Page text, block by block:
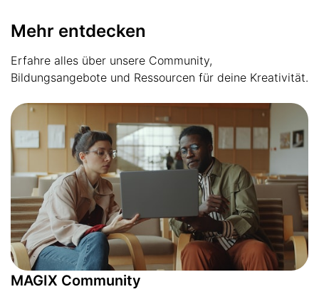
Mehr entdecken
Erfahre alles über unsere Community,
Bildungsangebote und Ressourcen für deine Kreativität.
MAGIX Community